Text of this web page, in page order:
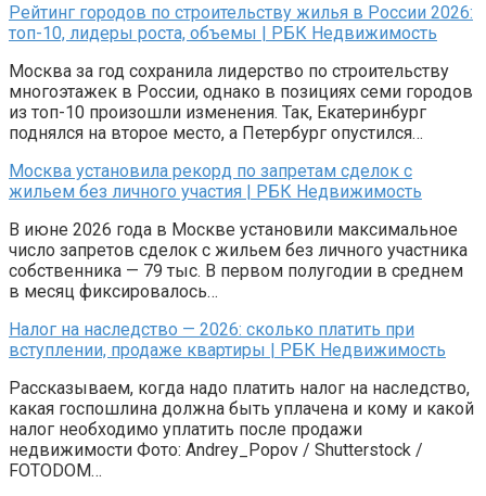
Рейтинг городов по строительству жилья в России 2026:
топ-10, лидеры роста, объемы | РБК Недвижимость
Москва за год сохранила лидерство по строительству
многоэтажек в России, однако в позициях семи городов
из топ-10 произошли изменения. Так, Екатеринбург
поднялся на второе место, а Петербург опустился…
Москва установила рекорд по запретам сделок с
жильем без личного участия | РБК Недвижимость
В июне 2026 года в Москве установили максимальное
число запретов сделок с жильем без личного участника
собственника — 79 тыс. В первом полугодии в среднем
в месяц фиксировалось…
Налог на наследство — 2026: сколько платить при
вступлении, продаже квартиры | РБК Недвижимость
Рассказываем, когда надо платить налог на наследство,
какая госпошлина должна быть уплачена и кому и какой
налог необходимо уплатить после продажи
недвижимости Фото: Andrey_Popov / Shutterstock /
FOTODOM…